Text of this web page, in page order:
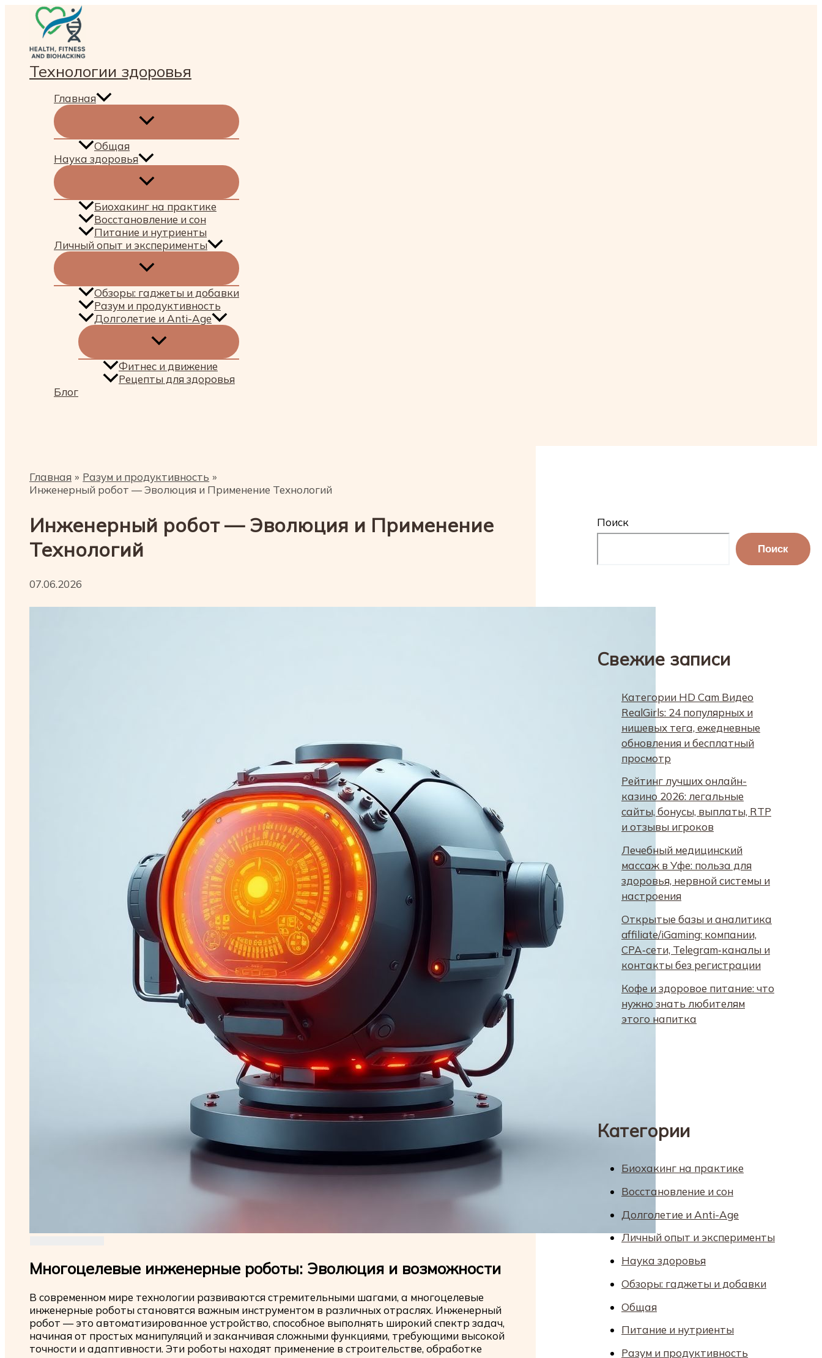
Перейти
содержимому
Технологии здоровья
Главная
Общая
Наука здоровья
Биохакинг на практике
Восстановление и сон
Питание и нутриенты
Личный опыт и эксперименты
Обзоры: гаджеты и добавки
Разум и продуктивность
Долголетие и Anti-Age
Фитнес и движение
Рецепты для здоровья
Блог
Главная
Разум и продуктивность
Инженерный робот — Эволюция и Применение Технологий
Инженерный робот — Эволюция и Применение
Технологий
07.06.2026
Многоцелевые инженерные роботы: Эволюция и возможности
В современном мире технологии развиваются стремительными шагами, а многоцелевые
инженерные роботы становятся важным инструментом в различных отраслях. Инженерный
робот — это автоматизированное устройство, способное выполнять широкий спектр задач,
начиная от простых манипуляций и заканчивая сложными функциями, требующими высокой
точности и адаптивности. Эти роботы находят применение в строительстве, обработке
Поиск
Поиск
Свежие записи
Категории HD Cam Видео
RealGirls: 24 популярных и
нишевых тега, ежедневные
обновления и бесплатный
просмотр
Рейтинг лучших онлайн-
казино 2026: легальные
сайты, бонусы, выплаты, RTP
и отзывы игроков
Лечебный медицинский
массаж в Уфе: польза для
здоровья, нервной системы и
настроения
Открытые базы и аналитика
affiliate/iGaming: компании,
CPA‑сети, Telegram‑каналы и
контакты без регистрации
Кофе и здоровое питание: что
нужно знать любителям
этого напитка
Категории
Биохакинг на практике
Восстановление и сон
Долголетие и Anti-Age
Личный опыт и эксперименты
Наука здоровья
Обзоры: гаджеты и добавки
Общая
Питание и нутриенты
Разум и продуктивность